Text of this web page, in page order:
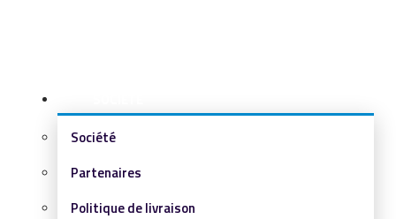
Société
Partenaires
Politique de livraison